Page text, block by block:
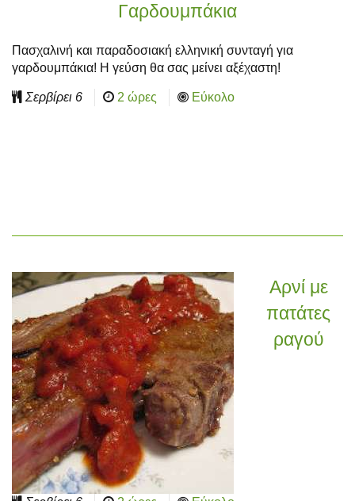
Γαρδουμπάκια
Πασχαλινή και παραδοσιακή ελληνική συνταγή για
γαρδουμπάκια! Η γεύση θα σας μείνει αξέχαστη!
Σερβίρει 6 2 ώρες Εύκολο
Αρνί με
πατάτες
ραγού